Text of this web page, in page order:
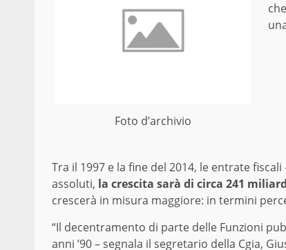
Foto d’archivio
Tra il 1997 e la fine del 2014, le entrate
assoluti, la crescita sarà di circa 241
crescerà in misura maggiore: in termini
“Il decentramento di parte delle Funzioni
anni ’90 – segnala il segretario della Cgia,